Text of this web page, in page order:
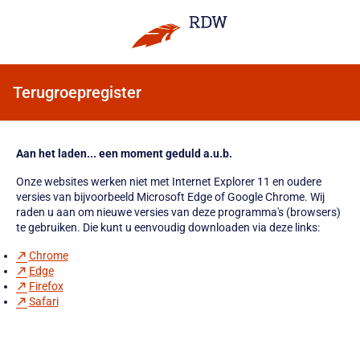
Terugroepregister
Aan het laden... een moment geduld a.u.b.
Onze websites werken niet met Internet Explorer 11 en oudere
versies van bijvoorbeeld Microsoft Edge of Google Chrome. Wij
raden u aan om nieuwe versies van deze programma's (browsers)
te gebruiken. Die kunt u eenvoudig downloaden via deze links:
Chrome
Edge
Firefox
Safari